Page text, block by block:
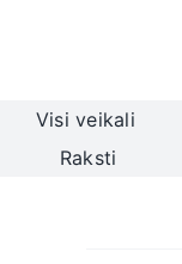
Visi veikali
Raksti